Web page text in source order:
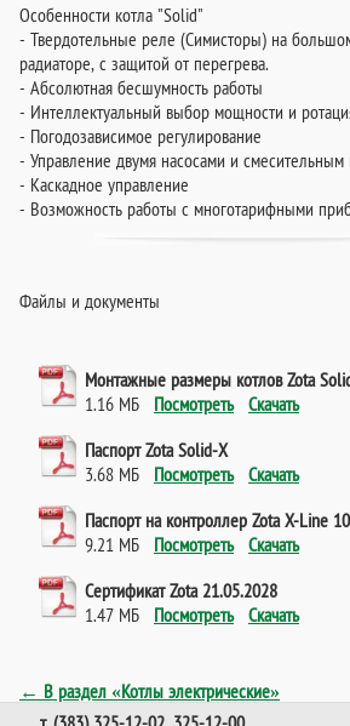
Особенности котла "Solid"
- Твердотельные реле (Симисторы) на
радиаторе, с защитой от перегрева.
- Абсолютная бесшумность работы
- Интеллектуальный выбор мощности и
- Погодозависимое регулирование
- Управление двумя насосами и смесительным
- Каскадное управление
- Возможность работы с многотарифными
Файлы и документы
Монтажные размеры котлов Zota
1.16 МБ Посмотреть Скачать
Паспорт Zota Solid-X
3.68 МБ Посмотреть Скачать
Паспорт на контроллер Zota X-Line
9.21 МБ Посмотреть Скачать
Сертификат Zota 21.05.2028
1.47 МБ Посмотреть Скачать
← В раздел «Котлы электрические»